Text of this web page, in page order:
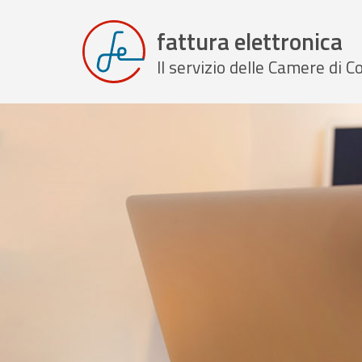
fattura elettronica
Il servizio delle Camere di